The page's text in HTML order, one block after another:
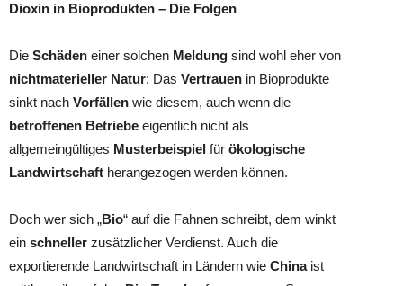
Dioxin in Bioprodukten – Die Folgen
Die Schäden einer solchen Meldung sind wohl eher von
nichtmaterieller Natur: Das Vertrauen in Bioprodukte
sinkt nach Vorfällen wie diesem, auch wenn die
betroffenen Betriebe eigentlich nicht als
allgemeingültiges Musterbeispiel für ökologische
Landwirtschaft herangezogen werden können.
Doch wer sich „Bio“ auf die Fahnen schreibt, dem winkt
ein schneller zusätzlicher Verdienst. Auch die
exportierende Landwirtschaft in Ländern wie Chinaist